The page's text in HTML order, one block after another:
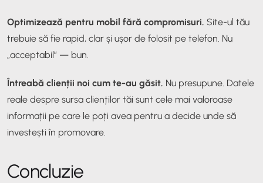
Optimizează pentru mobil fără compromisuri. Site-ul tău
trebuie să fie rapid, clar și ușor de folosit pe telefon. Nu
„acceptabil” — bun.
Întreabă clienții noi cum te-au găsit. Nu presupune. Datele
reale despre sursa clienților tăi sunt cele mai valoroase
informații pe care le poți avea pentru a decide unde să
investești în promovare.
Concluzie